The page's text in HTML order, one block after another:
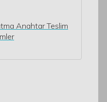
Anahtar Teslim